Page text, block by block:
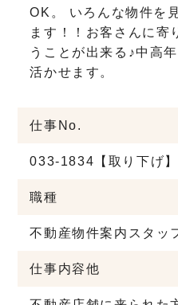
OK。
いろんな物件を
ます！！お客さんに寄
うことが出来る♪中高
活かせます。
仕事No.
033-1834【取り下げ】
職種
不動産物件案内スタッ
仕事内容他